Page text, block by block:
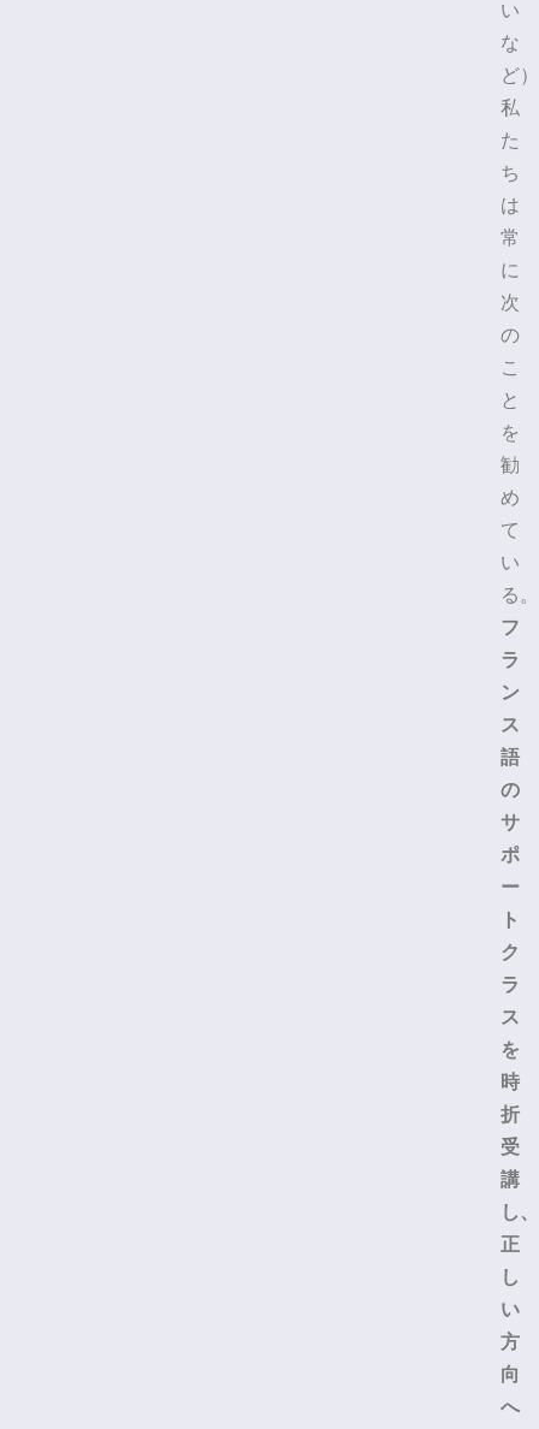
い
な
ど
私
た
ち
は
常
に
次
の
こ
と
を
勧
め
て
い
る。
フ
ラ
ン
ス
語
の
サ
ポ
ー
ト
ク
ラ
ス
を
時
折
受
講
し、
正
し
い
方
向
へ